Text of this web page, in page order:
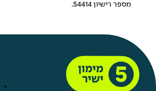
מספר רישיון 54414.